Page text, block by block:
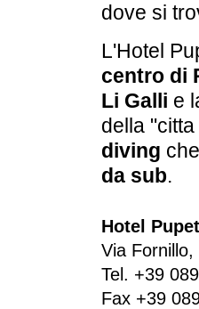
dove si
L'Hotel
centro di
Li Galli e
della
diving
da sub.
Hotel
Via Fornillo,
Tel. +39
Fax +39